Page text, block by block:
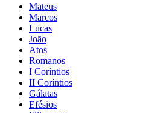
Mateus
Marcos
Lucas
João
Atos
Romanos
I Coríntios
II Coríntios
Gálatas
Efésios